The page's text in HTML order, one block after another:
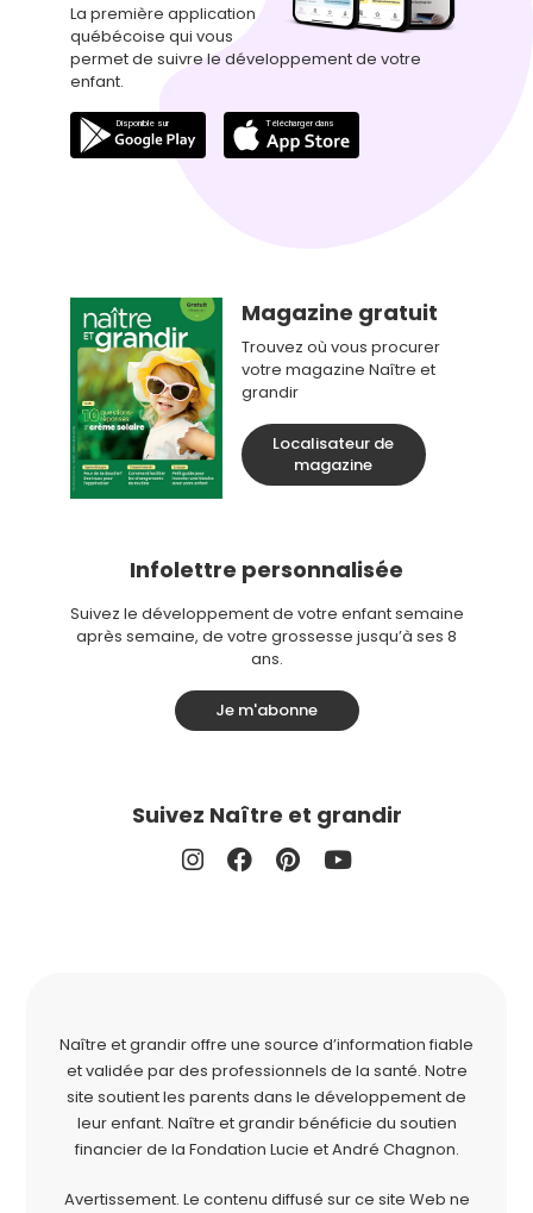
La première application
québécoise qui vous
permet de suivre le développement de votre
enfant.
Magazine gratuit
Trouvez où vous procurer
votre magazine Naître et
grandir
Localisateur de
magazine
Infolettre personnalisée
Suivez le développement de votre enfant semaine
après semaine, de votre grossesse jusqu’à ses 8
ans.
Je m'abonne
Suivez Naître et grandir
Naître et grandir offre une source d’information fiable
et validée par des professionnels de la santé. Notre
site soutient les parents dans le développement de
leur enfant. Naître et grandir bénéficie du soutien
financier de la Fondation Lucie et André Chagnon.
Avertissement. Le contenu diffusé sur ce site Web ne